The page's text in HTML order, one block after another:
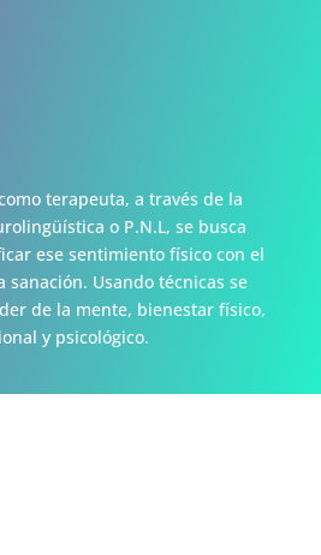
terapeuta, a través de la
o P.N.L, se busca
ese sentimiento físico con el
Usando técnicas se
de la mente, bienestar físico,
y psicológico.